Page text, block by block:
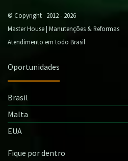
© Copyright 2012 - 2026
Master House | Manutenções & Reformas
Atendimento em todo Brasil
Oportunidades
Brasil
Malta
EUA
Fique por dentro